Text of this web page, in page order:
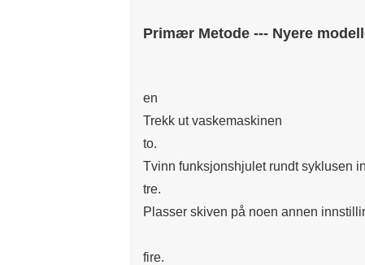
Primær Metode --- Nyere
en
Trekk ut vaskemaskinen
to.
Tvinn funksjonshjulet rundt syklusen
tre.
Plasser skiven på noen annen
fire.